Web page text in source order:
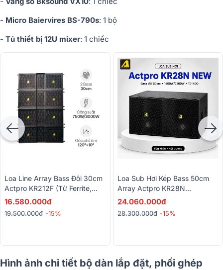
- Micro Baiervires BS-790s: 1 bộ
- Tủ thiết bị 12U mixer: 1 chiếc
Loa Line Array Bass Đôi 30cm
Actpro KR212F (Từ Ferrite,
750/3000W)
16.580.000đ
19.500.000đ -15%
Loa Sub Hơi Kép Bass 50cm
Array Actpro KR28N
(1600W/6400W, Từ NEO)
24.060.000đ
28.300.000đ -15%
Hình ảnh chi tiết bộ dàn lắp đặt, phối ghép